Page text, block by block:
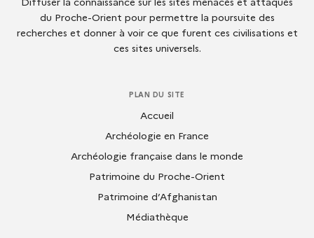
du Proche-Orient pour permettre la poursuite des
recherches et donner à voir ce que furent ces civilisations et
ces sites universels.
PLAN DU SITE
Accueil
Archéologie en France
Archéologie française dans le monde
Patrimoine du Proche-Orient
Patrimoine d’Afghanistan
Médiathèque